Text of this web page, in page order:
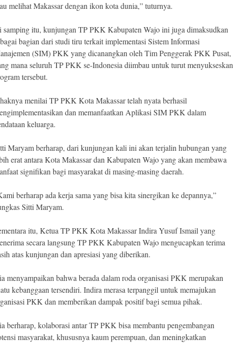
melihat Makassar dengan ikon kota dunia,” tuturnya.
samping itu, kunjungan TP PKK Kabupaten Wajo ini juga dimaksudkan
bagian dari studi tiru terkait implementasi Sistem Informasi
(SIM) PKK yang dicanangkan oleh Tim Penggerak PKK Pusat,
mana seluruh TP PKK se-Indonesia diimbau untuk turut menyukseskan
tersebut.
menilai TP PKK Kota Makassar telah nyata berhasil
dan memanfaatkan Aplikasi SIM PKK dalam
keluarga.
Maryam berharap, dari kunjungan kali ini akan terjalin hubungan yang
erat antara Kota Makassar dan Kabupaten Wajo yang akan membawa
signifikan bagi masyarakat di masing-masing daerah.
berharap ada kerja sama yang bisa kita sinergikan ke depannya,”
Sitti Maryam.
itu, Ketua TP PKK Kota Makassar Indira Yusuf Ismail yang
secara langsung TP PKK Kabupaten Wajo mengucapkan terima
atas kunjungan dan apresiasi yang diberikan.
menyampaikan bahwa berada dalam roda organisasi PKK merupakan
kebanggaan tersendiri. Indira merasa terpanggil untuk memajukan
PKK dan memberikan dampak positif bagi semua pihak.
berharap, kolaborasi antar TP PKK bisa membantu pengembangan
masyarakat, khususnya kaum perempuan, dan meningkatkan